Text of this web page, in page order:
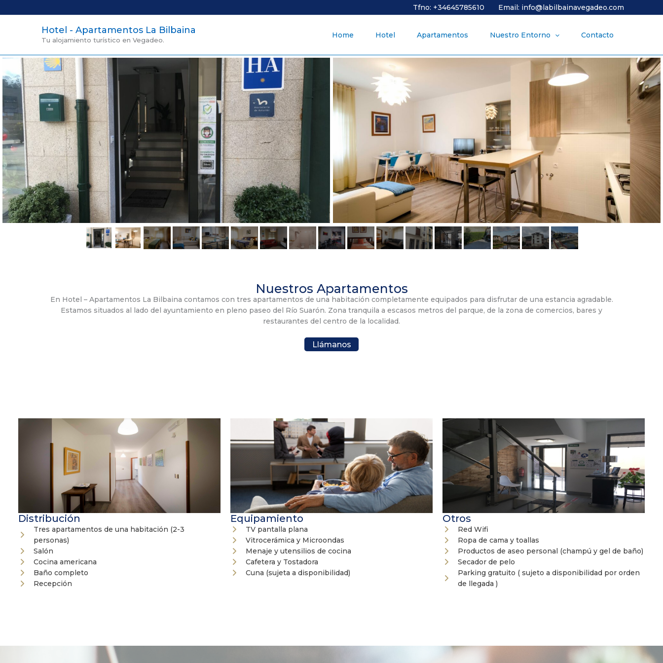
al
Tfno: +34645785610 Email: info@labilbainavegadeo.com
Hotel - Apartamentos La Bilbaina
Tu alojamiento turístico en Vegadeo.
Home Hotel Apartamentos Nuestro Entorno Contacto
Nuestros Apartamentos
En Hotel – Apartamentos La Bilbaina contamos con tres apartamentos de una habitación completamente equipados para disfrutar de una estancia agradable.
Estamos situados al lado del ayuntamiento en pleno paseo del Río Suarón. Zona tranquila a escasos metros del parque, de la zona de comercios, bares y
restaurantes del centro de la localidad.
Llámanos
Distribución
Tres apartamentos de una habitación (2-3
personas)
Salón
Cocina americana
Baño completo
Recepción
Equipamiento
TV pantalla plana
Vitrocerámica y Microondas
Menaje y utensilios de cocina
Cafetera y Tostadora
Cuna (sujeta a disponibilidad)
Otros
Red Wifi
Ropa de cama y toallas
Productos de aseo personal (champú y gel de baño)
Secador de pelo
Parking gratuito ( sujeto a disponibilidad por orden
de llegada )